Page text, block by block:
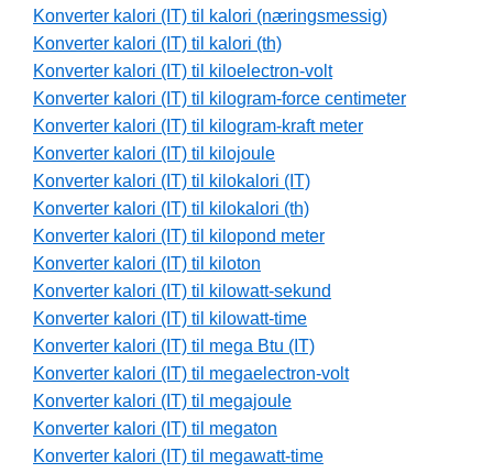
Konverter kalori (IT) til kalori (næringsmessig)
Konverter kalori (IT) til kalori (th)
Konverter kalori (IT) til kiloelectron-volt
Konverter kalori (IT) til kilogram-force centimeter
Konverter kalori (IT) til kilogram-kraft meter
Konverter kalori (IT) til kilojoule
Konverter kalori (IT) til kilokalori (IT)
Konverter kalori (IT) til kilokalori (th)
Konverter kalori (IT) til kilopond meter
Konverter kalori (IT) til kiloton
Konverter kalori (IT) til kilowatt-sekund
Konverter kalori (IT) til kilowatt-time
Konverter kalori (IT) til mega Btu (IT)
Konverter kalori (IT) til megaelectron-volt
Konverter kalori (IT) til megajoule
Konverter kalori (IT) til megaton
Konverter kalori (IT) til megawatt-time